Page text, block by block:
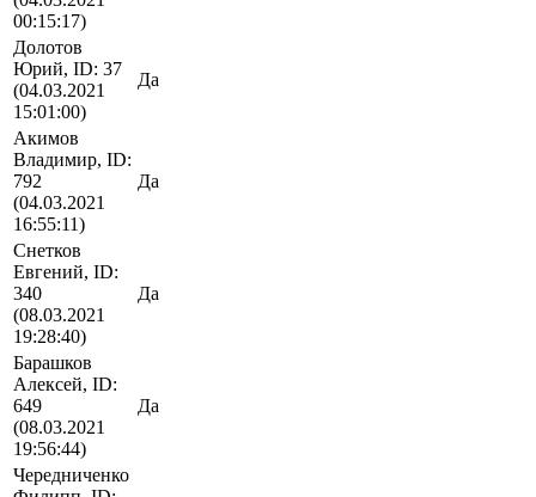
00:15:17)
Долотов
Юрий, ID: 37
(04.03.2021
15:01:00)
Да
Акимов
Владимир, ID:
792
(04.03.2021
16:55:11)
Да
Снетков
Евгений, ID:
340
(08.03.2021
19:28:40)
Да
Барашков
Алексей, ID:
649
(08.03.2021
19:56:44)
Да
Чередниченко